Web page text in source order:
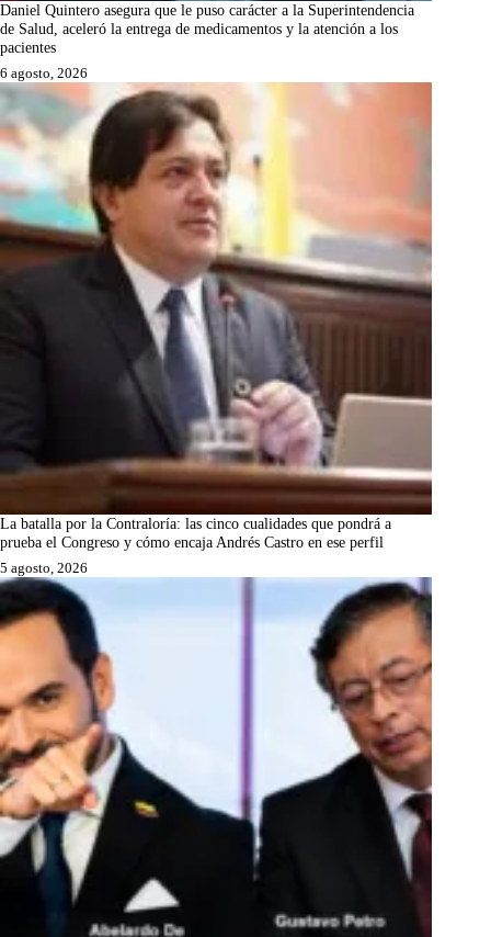
Daniel Quintero asegura que le puso carácter a la Superintendencia
de Salud, aceleró la entrega de medicamentos y la atención a los
pacientes
6 agosto, 2026
La batalla por la Contraloría: las cinco cualidades que pondrá a
prueba el Congreso y cómo encaja Andrés Castro en ese perfil
5 agosto, 2026